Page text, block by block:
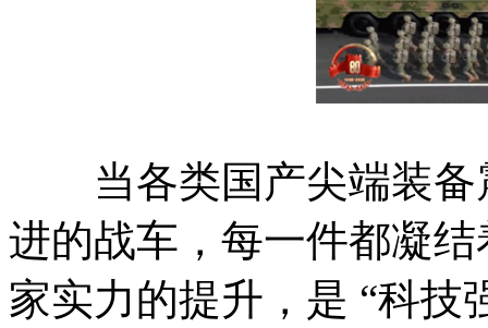
当各类国产尖端装备
进的战车，每一件都凝
家实力的提升，是 “科技